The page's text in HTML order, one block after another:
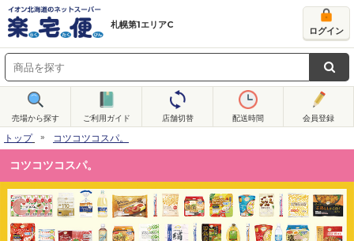
札幌第1エリアC
ログイン
売場から探す ご利用ガイド 店舗切替 配送時間 会員登録
トップ コツコツコスパ。
コツコツコスパ。